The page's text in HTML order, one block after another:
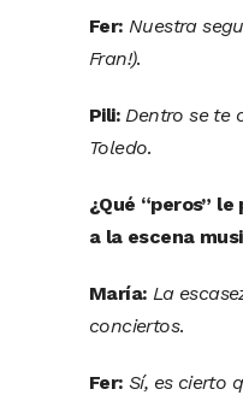
Fer: Nuestra
Fran!).
Pili: Dentro se te
Toledo.
¿Qué “peros”
a la escena
María: La
conciertos.
Fer: Sí, es cierto